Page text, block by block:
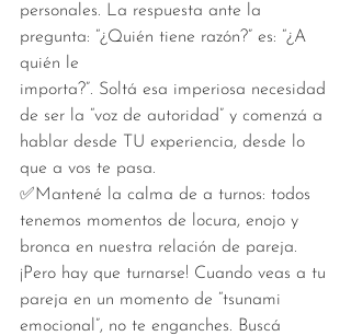
personales. La respuesta ante la
pregunta: “¿Quién tiene razón?” es: “¿A
quién le
importa?”. Soltá esa imperiosa necesidad
de ser la “voz de autoridad” y comenzá a
hablar desde TU experiencia, desde lo
que a vos te pasa.
✅Mantené la calma de a turnos: todos
tenemos momentos de locura, enojo y
bronca en nuestra relación de pareja.
¡Pero hay que turnarse! Cuando veas a tu
pareja en un momento de “tsunami
emocional”, no te enganches. Buscá